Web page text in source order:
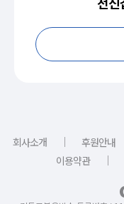
회사소개 ｜ 후원안내
이용약관
｜